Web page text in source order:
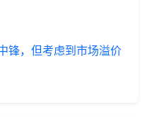
锋，但考虑到市场溢价